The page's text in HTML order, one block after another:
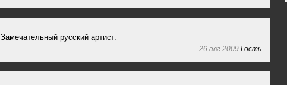
Замечательный русский артист.
26 авг 2009 Гость